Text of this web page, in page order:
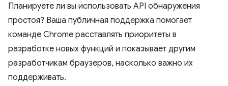
Планируете ли вы использовать API обнаружения
простоя? Ваша публичная поддержка помогает
команде Chrome расставлять приоритеты в
разработке новых функций и показывает другим
разработчикам браузеров, насколько важно их
поддерживать.